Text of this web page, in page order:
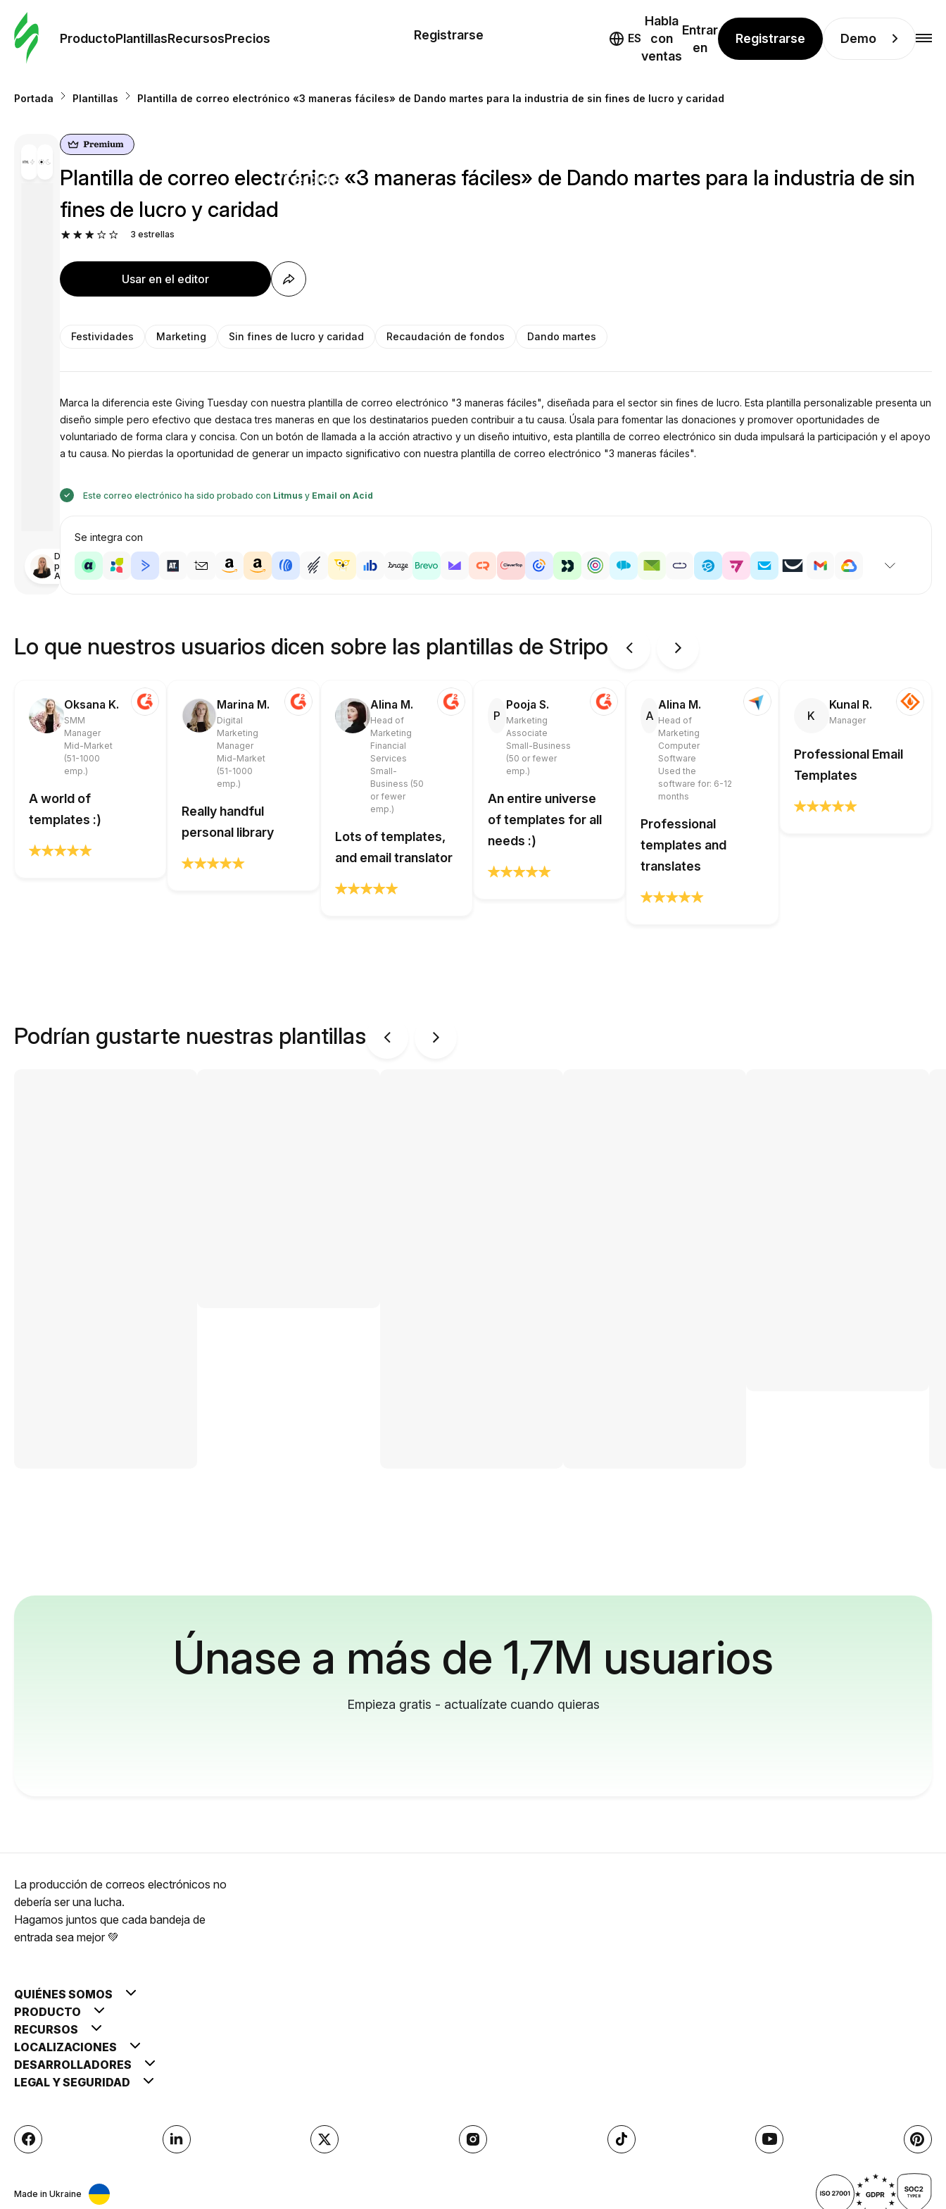
ProductoPlantillasRecursosPrecios
Precios
Registrarse ES
Habla
con
ventas
Entrar
en
Registrarse Demo
Portada Plantillas Plantilla de correo electrónico «3 maneras fáciles» de Dando martes para la industria de sin fines de lucro y caridad
Diseñado
por
Anastasiia
Plantilla de correo electrónico «3 maneras fáciles» de Dando martes para la industria de sin
fines de lucro y caridad
3 estrellas
Usar en el editor
Festividades Marketing Sin fines de lucro y caridad Recaudación de fondos Dando martes
Marca la diferencia este Giving Tuesday con nuestra plantilla de correo electrónico "3 maneras fáciles", diseñada para el sector sin fines de lucro. Esta plantilla personalizable presenta un
diseño simple pero efectivo que destaca tres maneras en que los destinatarios pueden contribuir a tu causa. Úsala para fomentar las donaciones y promover oportunidades de
voluntariado de forma clara y concisa. Con un botón de llamada a la acción atractivo y un diseño intuitivo, esta plantilla de correo electrónico sin duda impulsará la participación y el apoyo
a tu causa. No pierdas la oportunidad de generar un impacto significativo con nuestra plantilla de correo electrónico "3 maneras fáciles".
Este correo electrónico ha sido probado con Litmus y Email on Acid
Se integra con
Lo que nuestros usuarios dicen sobre las plantillas de Stripo
Oksana K.
SMM
Manager
Mid-Market
(51-1000
emp.)
A world of
templates :)
Marina M.
Digital
Marketing
Manager
Mid-Market
(51-1000
emp.)
Really handful
personal library
Alina M.
Head of
Marketing
Financial
Services
Small-
Business (50
or fewer
emp.)
Lots of templates,
and email translator
P
Pooja S.
Marketing
Associate
Small-Business
(50 or fewer
emp.)
An entire universe
of templates for all
needs :)
A
Alina M.
Head of
Marketing
Computer
Software
Used the
software for: 6-12
months
Professional
templates and
translates
K
Kunal R.
Manager
Professional Email
Templates
Podrían gustarte nuestras plantillas
Únase a más de 1,7M usuarios
Empieza gratis - actualízate cuando quieras
La producción de correos electrónicos no
debería ser una lucha.
Hagamos juntos que cada bandeja de
entrada sea mejor 💚
QUIÉNES SOMOS
PRODUCTO
RECURSOS
LOCALIZACIONES
DESARROLLADORES
LEGAL Y SEGURIDAD
Made in Ukraine